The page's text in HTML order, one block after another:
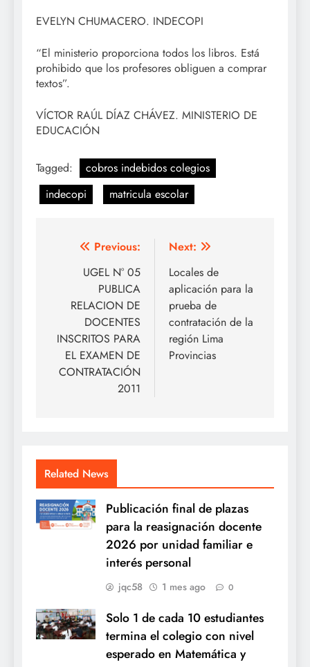
EVELYN CHUMACERO. INDECOPI
“El ministerio proporciona todos los libros. Está
prohibido que los profesores obliguen a comprar
textos”.
VÍCTOR RAÚL DÍAZ CHÁVEZ. MINISTERIO DE
EDUCACIÓN
Tagged:
cobros indebidos colegios
indecopi
matricula escolar
Navegación
entradas
Previous:
UGEL N° 05
PUBLICA
RELACION DE
DOCENTES
INSCRITOS PARA
EL EXAMEN DE
CONTRATACIÓN
2011
Next:
Locales de
aplicación para la
prueba de
contratación de la
región Lima
Provincias
Related News
Publicación final de plazas
para la reasignación docente
2026 por unidad familiar e
interés personal
jqc58 1 mes ago 0
Solo 1 de cada 10 estudiantes
termina el colegio con nivel
esperado en Matemática y